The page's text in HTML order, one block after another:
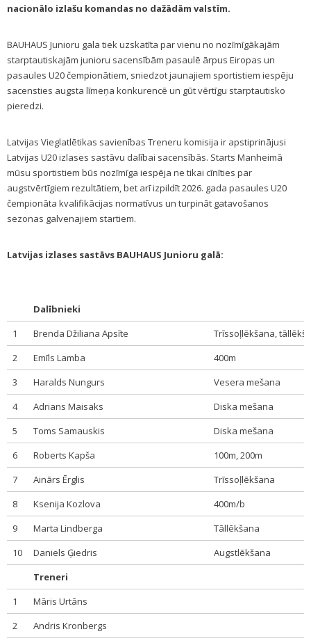
nacionālo izlašu komandas no dažādām valstīm.
BAUHAUS Junioru gala tiek uzskatīta par vienu no nozīmīgākajām
starptautiskajām junioru sacensībām pasaulē ārpus Eiropas un
pasaules U20 čempionātiem, sniedzot jaunajiem sportistiem iespēju
sacensties augsta līmeņa konkurencē un gūt vērtīgu starptautisko
pieredzi.
Latvijas Vieglatlētikas savienības Treneru komisija ir apstiprinājusi
Latvijas U20 izlases sastāvu dalībai sacensībās. Starts Manheimā
mūsu sportistiem būs nozīmīga iespēja ne tikai cīnīties par
augstvērtīgiem rezultātiem, bet arī izpildīt 2026. gada pasaules U20
čempionāta kvalifikācijas normatīvus un turpināt gatavošanos
sezonas galvenajiem startiem.
Latvijas izlases sastāvs BAUHAUS Junioru galā:
Dalībnieki
1
Brenda Džiliana Apsīte
Trīssoļlēkšana,
2
Emīls Lamba
400m
3
Haralds Nungurs
Vesera mešana
4
Adrians Maisaks
Diska mešana
5
Toms Samauskis
Diska mešana
6
Roberts Kapša
100m, 200m
7
Ainārs Ērglis
Trīssoļlēkšana
8
Ksenija Kozlova
400m/b
9
Marta Lindberga
Tāllēkšana
10
Daniels Ģiedris
Augstlēkšana
Treneri
1
Māris Urtāns
2
Andris Kronbergs